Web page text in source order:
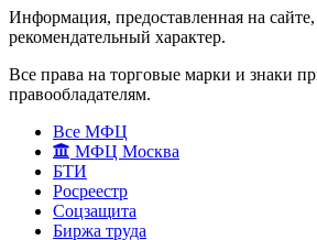
Информация, предоставленная на
рекомендательный характер.
Все права на торговые марки и знаки
правообладателям.
Все МФЦ
МФЦ Москва
БТИ
Росреестр
Соцзащита
Биржа труда